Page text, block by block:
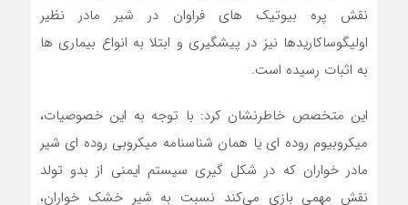
نقش پره بیوتیک های فراوان در شیر مادر نظیر
اولیگوساکاریدها نیز در پیشگیری و ابتلا به انواع بیماری ها
به اثبات رسیده است.
این متخصص خاطرنشان کرد: با توجه به این خصوصیات،
میکروبیوم روده ای یا همان شناسنامه میکروبی روده ای شیر
مادر خواران که در شکل گیری سیستم ایمنی از بدو تولد
نقش مهمی بازی می‌کند نسبت به شیر خشک خواران،